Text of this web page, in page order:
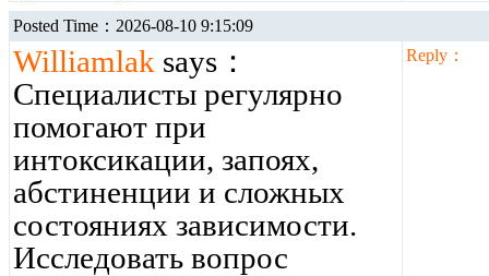
Posted Time：2026-08-10 9:15:09
Williamlak says：
Специалисты регулярно
помогают при
интоксикации, запоях,
абстиненции и сложных
состояниях зависимости.
Исследовать вопрос
Reply：